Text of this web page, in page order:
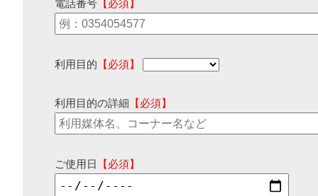
電話番号 【必須】
利用目的 【必須】
利用目的の詳細 【必須】
ご使用日 【必須】